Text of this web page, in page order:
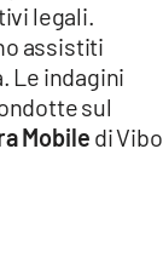
legali.
assistiti
Le indagini
sul
Mobile di Vibo